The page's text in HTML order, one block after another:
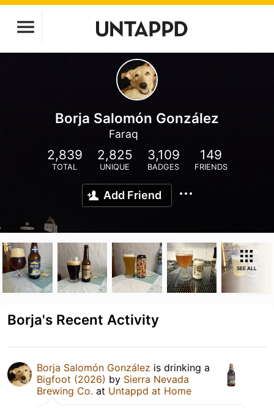
Borja Salomón González
Faraq
2,839
TOTAL
2,825
UNIQUE
3,109
BADGES
149
FRIENDS
Add Friend
SEE ALL
Borja's Recent Activity
Borja Salomón González is drinking a
Bigfoot (2026) by Sierra Nevada
Brewing Co. at Untappd at Home